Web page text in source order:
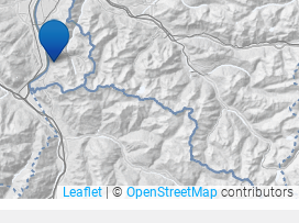
Zürich / Affoltern
Lachen / Galgenen
Riedt bei Erlen
Feldkirch Gisingen
Wil
Bregenz Mehrerau
Widnau
Leaflet © OpenStreetMap contributors